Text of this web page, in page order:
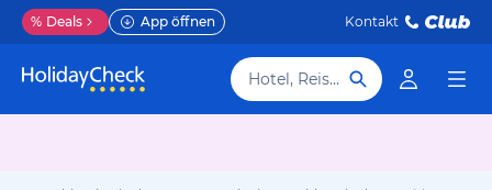
% Deals App öffnen Kontakt
Hotel, Reiseziel